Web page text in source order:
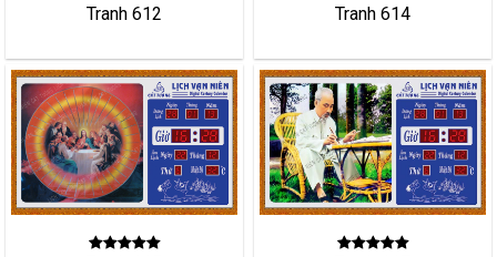
Tranh 612 Tranh 614